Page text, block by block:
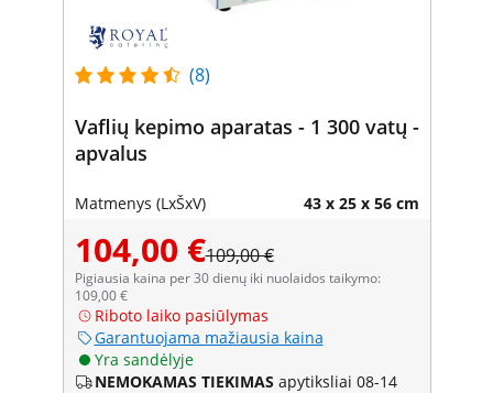
(8)
Vaflių kepimo aparatas - 1 300 vatų -
apvalus
Matmenys (LxŠxV) 43 x 25 x 56 cm
104,00 €109,00 €
Pigiausia kaina per 30 dienų iki nuolaidos taikymo:
109,00 €
Riboto laiko pasiūlymas
Garantuojama mažiausia kaina
Yra sandėlyje
NEMOKAMAS TIEKIMAS apytiksliai 08-14